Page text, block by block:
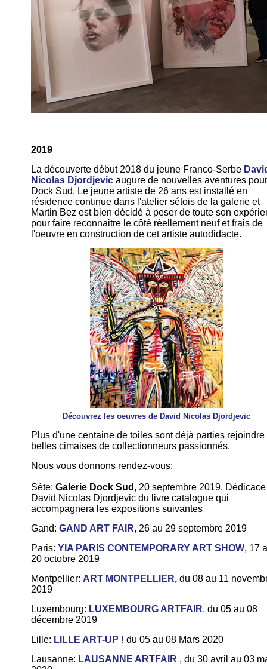
2019
La découverte début 2018 du jeune Franco-Serbe
Nicolas Djordjevic augure de nouvelles aventures pour
Dock Sud. Le jeune artiste de 26 ans est installé en
résidence continue dans l'atelier sétois de la galerie et
Martin Bez est bien décidé à peser de toute son
pour faire reconnaitre le côté réellement neuf et frais de
l'oeuvre en construction de cet artiste autodidacte.
Découvrez les oeuvres de David Nicolas Djordjevic
Plus d'une centaine de toiles sont déjà parties rejoindre
belles cimaises de collectionneurs passionnés.
Nous vous donnons rendez-vous:
Sète: Galerie Dock Sud , 20 septembre 2019.
David Nicolas Djordjevic du livre catalogue qui
accompagnera les expositions suivantes
Gand: GAND ART FAIR, 26 au 29 septembre 2019
Paris: YIA PARIS CONTEMPORARY ART SHOW, 17
20 octobre 2019
Montpellier: ART MONTPELLIER, du 08 au 11
2019
Luxembourg: LUXEMBOURG ARTFAIR, du 05 au 08
décembre 2019
Lille: LILLE ART-UP ! du 05 au 08 Mars 2020
Lausanne: LAUSANNE ARTFAIR , du 30 avril au 03